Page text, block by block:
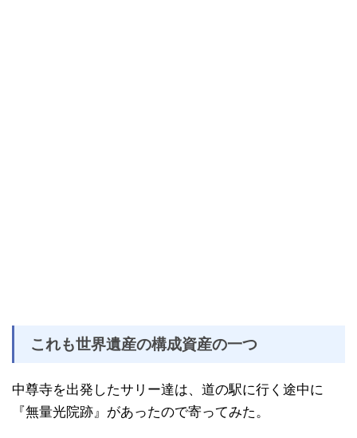
これも世界遺産の構成資産の一つ
中尊寺を出発したサリー達は、道の駅に行く途中に
『無量光院跡』があったので寄ってみた。